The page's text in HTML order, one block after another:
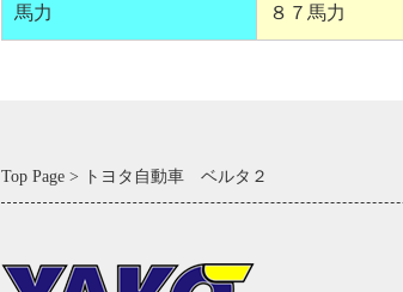
馬力 ８７馬力
Top Page トヨタ自動車 ベルタ２